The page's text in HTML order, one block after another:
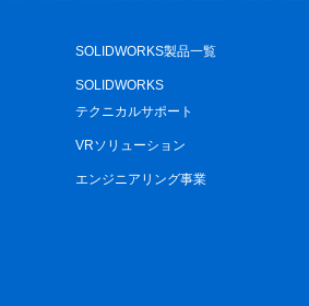
SOLIDWORKS製品一覧
SOLIDWORKS
テクニカルサポート
VRソリューション
エンジニアリング事業